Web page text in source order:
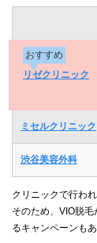
おすすめ
リゼクリニック
ミセルクリニック
渋谷美容外科
クリニックで行わ
そのため、VIO脱
るキャンペーンも